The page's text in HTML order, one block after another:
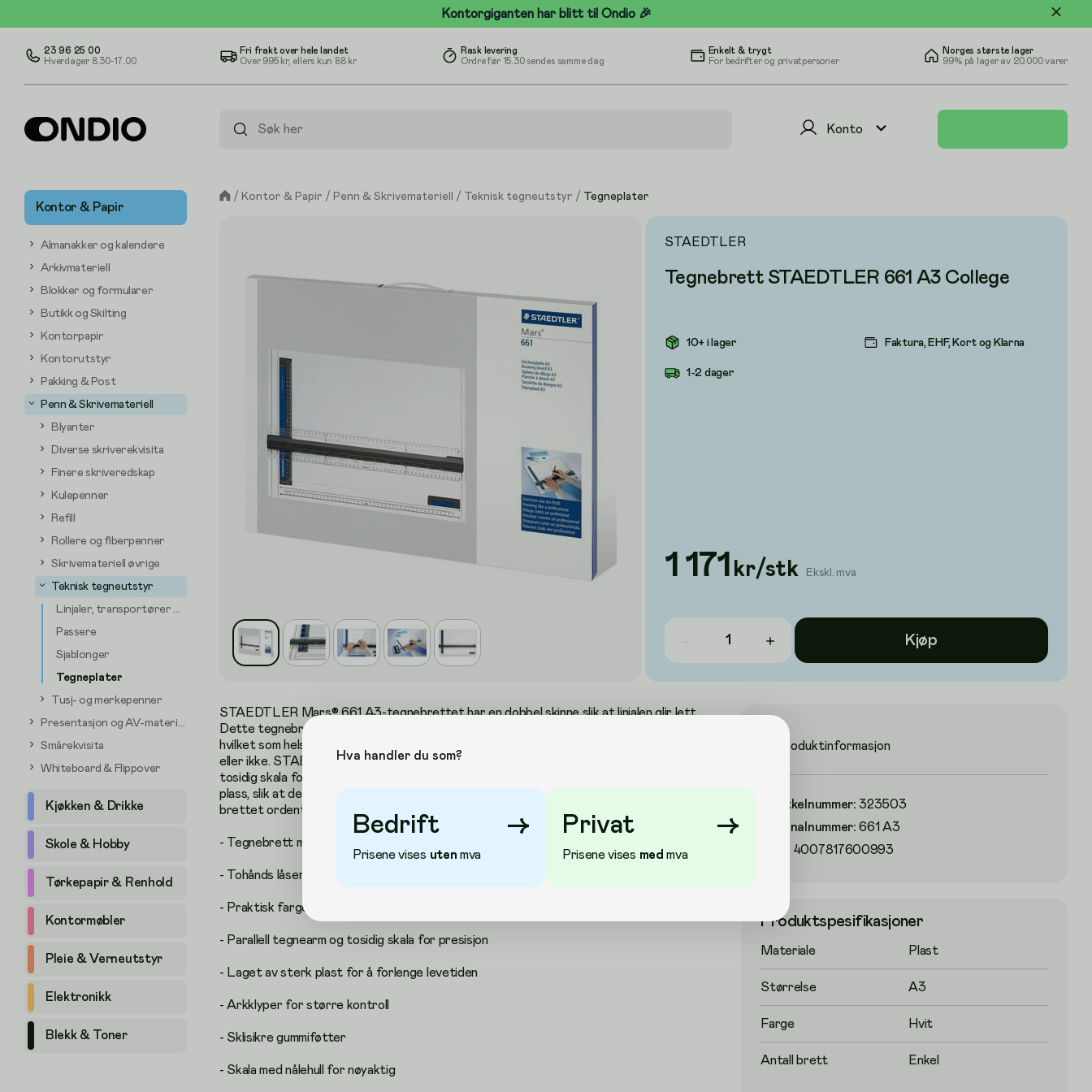
Kontorgiganten har blitt til Ondio 🎉
23 96 25 00
Hverdager 8.30-17.00
Fri frakt over hele landet
Over 995 kr, ellers kun 88 kr
Rask levering
Ordre før 15.30 sendes samme dag
Enkelt & trygt
For bedrifter og privatpersoner
Norges største lager
99% på lager av 20.000 varer
Konto
Kontor & Papir
Almanakker og kalendere
Arkivmateriell
Blokker og formularer
Butikk og Skilting
Kontorpapir
Kontorutstyr
Pakking & Post
Penn & Skrivemateriell
Blyanter
Diverse skriverekvisita
Finere skriveredskap
Kulepenner
Refill
Rollere og fiberpenner
Skrivemateriell øvrige
Teknisk tegneutstyr
Linjaler, transportører og vinkelhaker
Passere
Sjablonger
Tegneplater
Tusj- og merkepenner
Presentasjon og AV-materiell
Smårekvisita
Whiteboard & Flippover
Kjøkken & Drikke
Skole & Hobby
Tørkepapir & Renhold
Kontormøbler
Pleie & Verneutstyr
Elektronikk
Blekk & Toner
/ Kontor & Papir / Penn & Skrivemateriell / Teknisk tegneutstyr / Tegneplater
STAEDTLER
Tegnebrett STAEDTLER 661 A3 College
10+ i lager
1-2 dager
Faktura, EHF, Kort og Klarna
1 171 kr/stk Ekskl. mva
Kjøp
STAEDTLER Mars® 661 A3-tegnebrettet har en dobbel skinne slik at linjalen glir lett.
Dette tegnebrettet har en tohånds låsemekanisme, slik at du kan låse linjalen på et
hvilket som helst punkt på skinnen. Den praktiske fargeindikatoren viser om den er låst
eller ikke. STAEDTLER Mars® 661 A3-tegnebrettet har en parallell tegnearm og
tosidig skala for økt presisjon og kontroll. Arkklypene på hver side holder arket godt på
plass, slik at det ikke blir forskyvninger. Videre har det sklisikre gummiføtter som holder
brettet ordentlig på plass.
- Tegnebrett med dobbel skinne slik at linjalen glir lett
- Tohånds låsemekanisme
- Praktisk farget låseindikator
- Parallell tegnearm og tosidig skala for presisjon
- Laget av sterk plast for å forlenge levetiden
- Arkklyper for større kontroll
- Sklisikre gummiføtter
- Skala med nålehull for nøyaktig
Produktinformasjon
Artikkelnummer: 323503
Originalnummer: 661 A3
4007817600993
Produktspesifikasjoner
Materiale Plast
Størrelse A3
Farge Hvit
Antall brett Enkel
Hva handler du som?
Bedrift →
Prisene vises uten mva
Privat →
Prisene vises med mva